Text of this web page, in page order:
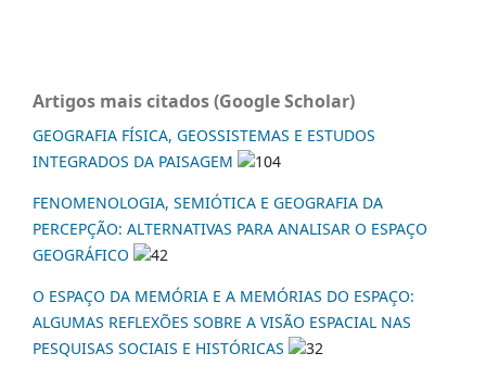
Artigos mais citados (Google Scholar)
GEOGRAFIA FÍSICA, GEOSSISTEMAS E ESTUDOS
INTEGRADOS DA PAISAGEM
104
FENOMENOLOGIA, SEMIÓTICA E GEOGRAFIA DA
PERCEPÇÃO: ALTERNATIVAS PARA ANALISAR O ESPAÇO
GEOGRÁFICO
42
O ESPAÇO DA MEMÓRIA E A MEMÓRIAS DO ESPAÇO:
ALGUMAS REFLEXÕES SOBRE A VISÃO ESPACIAL NAS
PESQUISAS SOCIAIS E HISTÓRICAS
32